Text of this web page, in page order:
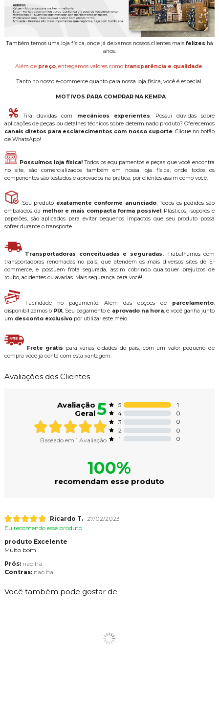
Também temos uma loja física, onde já deixamos nossos clientes mais felizes há
anos.
Além de preço , entregamos valores comotransparência e qualidade
Tanto no nosso e-commerce quanto para nossa loja física, você é especial.
MOTIVOS PARA COMPRAR NA KEMPA
Tira dúvidas com mecânicos experientes: Possui dúvidas sobre
aplicações de peças ou detalhes técnicos sobre determinado produto? Oferecemos
canais diretos para esclarecimentos com nosso suporte . Clique no botão
de WhatsApp!
Possuímos loja física!Todos os equipamentos e peças que você encontra
no site, são comercializados também em nossa loja física, onde todos os
componentes são testados e aprovados na prática, por clientes assim como você.
Seu produto exatamente conforme anunciado. Todos os pedidos são
embalados da melhor e mais compacta forma possível. Plásticos, isopores e
papelões, são aplicados para evitar pequenos impactos que seu produto possa
sofrer durante o transporte.
Transportadoras conceituadas e seguradas. Trabalhamos com
transportadoras renomadas no país, que atendem os mais diversos sites de E-
commerce, e possuem frota segurada, assim cobrindo quaisquer prejuízos de
roubo, acidentes ou avarias. Mais segurança para você!
Facilidade no pagamento. Além das opções de parcelamento
disponibilizamos o PIX . Seu pagamento é aprovado na hora, e você ganha junto
um desconto exclusivopor utilizar este meio.
Frete grátis para várias cidades do país, com um valor pequeno de
compra você já conta com esta vantagem.
Avaliações dos Clientes
Avaliação
Geral5
Baseado em 1 Avaliação
5
1
4
0
3
0
2
0
1
0
100%
recomendam esse produto
Ricardo T. 27/02/2023
Eu recomendo esse produto.
produto Excelente
Muito bom
Prós: nao ha
Contras: nao ha
Você também pode gostar de